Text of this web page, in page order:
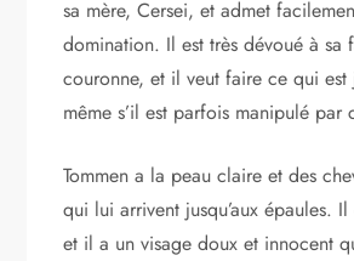
sa mère, Cersei, et admet
domination. Il est très dévoué à sa
couronne, et il veut faire ce qui est
même s’il est parfois manipulé par
Tommen a la peau claire et des
qui lui arrivent jusqu’aux épaules.
et il a un visage doux et innocent